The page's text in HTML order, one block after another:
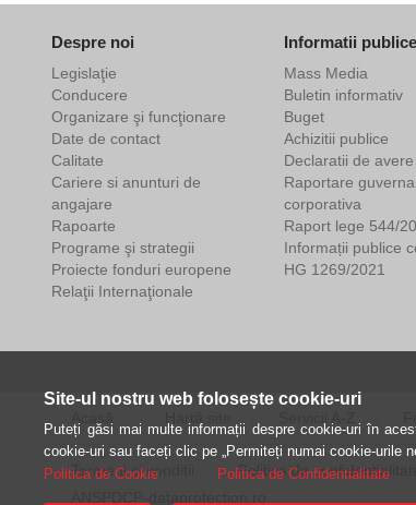
Site-ul nostru web folosește cookie-uri
Puteți găsi mai multe informații despre cookie-uri în
cookie-uri sau faceți clic pe „Permiteți numai cookie-urile
Politica de Cookie
Politica de Confidentialitate
Despre noi
Legislaţie
Conducere
Organizare şi funcţionare
Date de contact
Calitate
Cariere si anunturi de
angajare
Rapoarte
Programe şi strategii
Proiecte fonduri europene
Relaţii Internaţionale
Informatii publice
Mass Media
Buletin informativ
Buget
Achizitii publice
Declaratii de avere
Raportare
corporativa
Raport lege 544/
Informații publice
HG 1269/2021
Termeni și condiții Politica de confidențialitate